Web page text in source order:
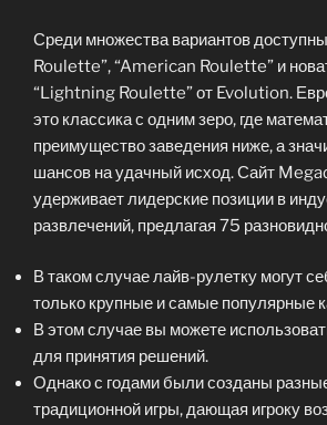
Среди множества вариантов
Roulette”, “American Roulette” и
“Lightning Roulette” от Evolution.
это классика с одним зеро, где
преимущество заведения ниже, а
шансов на удачный исход. Сайт
удерживает лидерские позиции в
развлечений, предлагая 75
В таком случае лайв-рулетку могут
только крупные и самые популярные
В этом случае вы можете
для принятия решений.
Однако с годами были созданы
традиционной игры, дающая игроку